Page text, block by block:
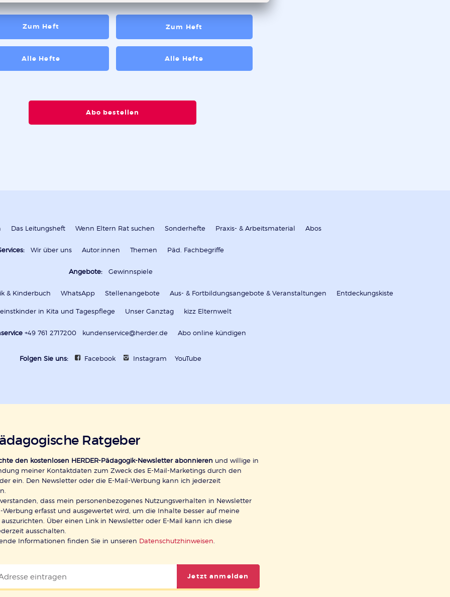
Zum Heft
Alle Hefte
Zum Heft
Alle Hefte
Abo bestellen
Das Leitungsheft Wenn Eltern Rat suchen Sonderhefte Praxis- & Arbeitsmaterial Abos
Wir über uns Autor:innen Themen Päd. Fachbegriffe
Angebote: Gewinnspiele
& Kinderbuch WhatsApp Stellenangebote Aus- & Fortbildungsangebote & Veranstaltungen Entdeckungskiste
in Kita und Tagespflege Unser Ganztag kizz Elternwelt
+49 761 2717200 kundenservice@herder.de Abo online kündigen
Folgen Sie uns: Facebook Instagram YouTube
Ratgeber
den kostenlosen HERDER-Pädagogik-Newsletter abonnieren und willige in
meiner Kontaktdaten zum Zweck des E-Mail-Marketings durch den
ein. Den Newsletter oder die E-Mail-Werbung kann ich jederzeit
dass mein personenbezogenes Nutzungsverhalten in Newsletter
Werbung erfasst und ausgewertet wird, um die Inhalte besser auf meine
Über einen Link in Newsletter oder E-Mail kann ich diese
ausschalten.
Informationen finden Sie in unseren Datenschutzhinweisen
Jetzt anmelden